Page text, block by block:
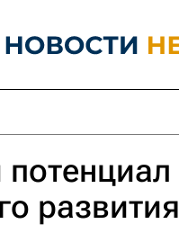
развития